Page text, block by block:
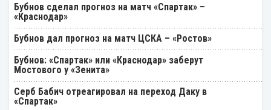
Бубнов сделал прогноз на матч «Спартак» –
«Краснодар»
Бубнов дал прогноз на матч ЦСКА – «Ростов»
Бубнов: «Спартак» или «Краснодар» заберут
Мостового у «Зенита»
Серб Бабич отреагировал на переход Даку в
«Спартак»